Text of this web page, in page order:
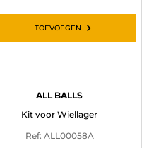
TOEVOEGEN
ALL BALLS
Kit voor Wiellager
Ref: ALL00058A